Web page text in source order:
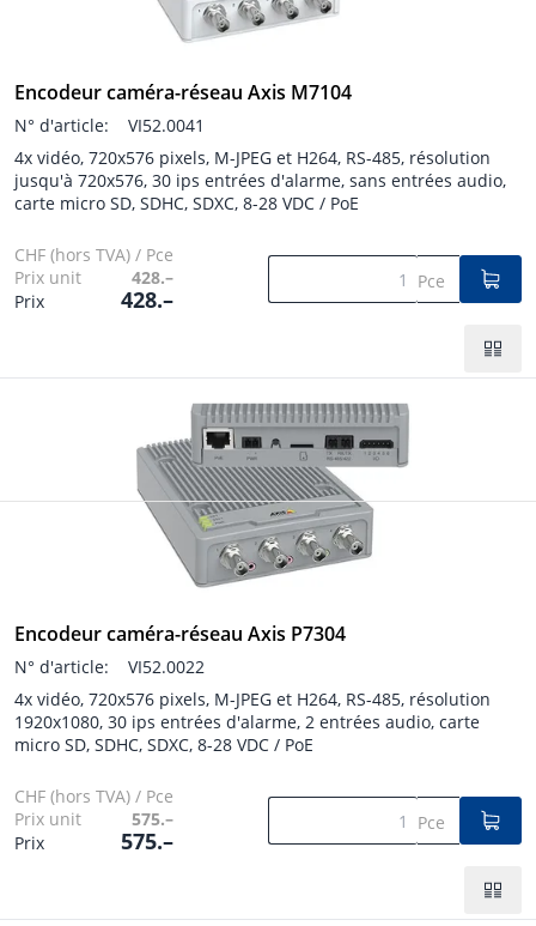
Encodeur caméra-réseau Axis M7104
N° d'article:
VI52.0041
4x vidéo, 720x576 pixels, M-JPEG et H264, RS-485, résolution
jusqu'à 720x576, 30 ips entrées d'alarme, sans entrées audio,
carte micro SD, SDHC, SDXC, 8-28 VDC / PoE
CHF (hors TVA) / Pce
Prix unit
428.–
Prix
428.–
Pce
Encodeur caméra-réseau Axis P7304
N° d'article:
VI52.0022
4x vidéo, 720x576 pixels, M-JPEG et H264, RS-485, résolution
1920x1080, 30 ips entrées d'alarme, 2 entrées audio, carte
micro SD, SDHC, SDXC, 8-28 VDC / PoE
CHF (hors TVA) / Pce
Prix unit
575.–
Prix
575.–
Pce